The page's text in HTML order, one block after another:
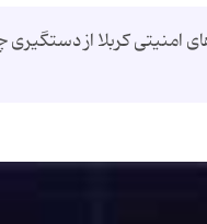
امنیتی كربلا از دستگیری